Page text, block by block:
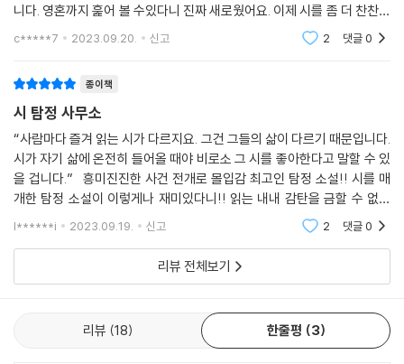
니다. 영혼까지 훑어 볼 수있다니 진짜 새로웠어요. 이제 시를 좀 더 찬찬히
잘 그리고 즐겁게 읽어볼 수 있을 것 같아요. 시가 자기 삶에 온전히 들어올
c*****7 2023.09.20. 신고 2 댓글0
종이책
시 탐정 사무소
“사람마다 즐겨 읽는 시가 다르지요. 그건 그들의 삶이 다르기 때문입니다.
시가 자기 삶에 온전히 들어올 때야 비로소 그 시를 좋아한다고 말할 수 있
을 겁니다.” 흥미진진한 사건 전개로 몰입감 최고인 탐정 소설!! 시를 매
개한 탐정 소설이 이렇게나 재미있다니!! 읽는 내내 감탄을 금할 수 없었
다. 학창시절 문학 시간에 공부했던 시. 분석적인 시 읽기에 지루하기만
l******i 2023.09.19. 신고 2 댓글0
리뷰 전체보기
리뷰 18 한줄평 3